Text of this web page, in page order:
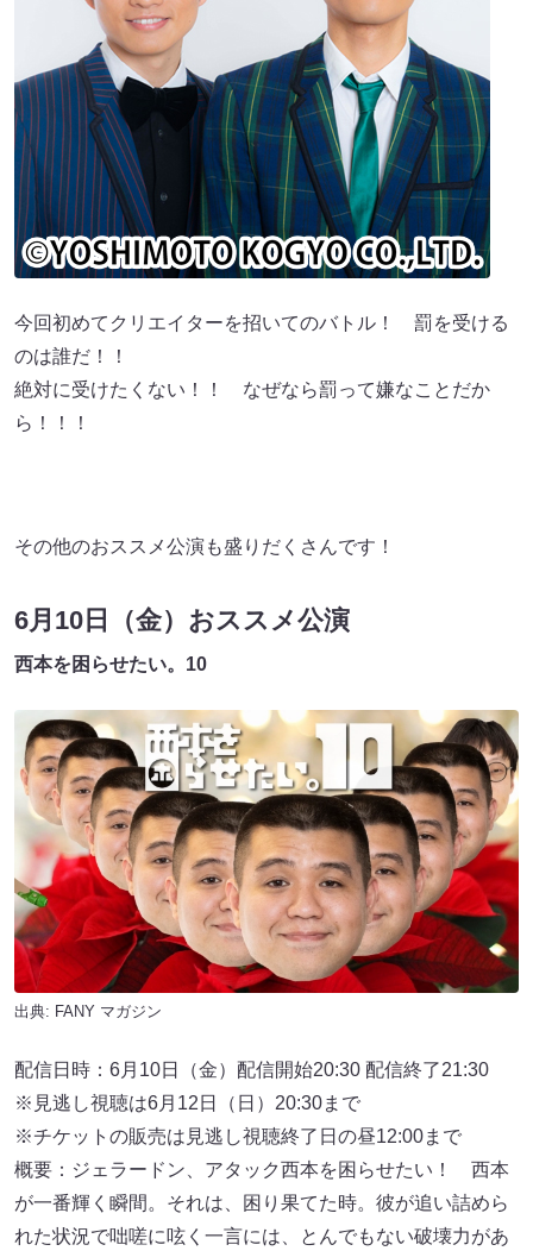
今回初めてクリエイターを招いてのバトル！ 罰を受ける
のは誰だ！！
絶対に受けたくない！！ なぜなら罰って嫌なことだか
ら！！！
その他のおススメ公演も盛りだくさんです！
6月10日（金）おススメ公演
⻄本を困らせたい。10
出典: FANY マガジン
配信日時：6月10日（金）配信開始20:30 配信終了21:30
※見逃し視聴は6月12日（日）20:30まで
※チケットの販売は見逃し視聴終了日の昼12:00まで
概要：ジェラードン、アタック⻄本を困らせたい！ ⻄本
が⼀番輝く瞬間。それは、困り果てた時。彼が追い詰めら
れた状況で咄嗟に呟く⼀⾔には、とんでもない破壊⼒があ